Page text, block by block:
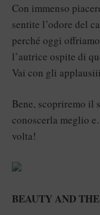
Con immenso
sentite l’odore del
perché oggi
l’autrice ospite di
Vai con gli
Bene, scopriremo il
conoscerla meglio
volta!
BEAUTY AND